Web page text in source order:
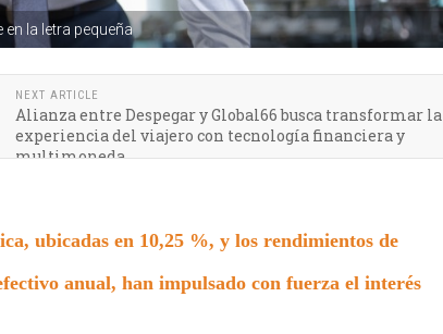
en la letra pequeña
NEXT ARTICLE
Alianza entre Despegar y Global66 busca transformar la
experiencia del viajero con tecnología financiera y
multimoneda
ubicadas en 10,25 %, y los rendimientos de
anual, han impulsado con fuerza el interés